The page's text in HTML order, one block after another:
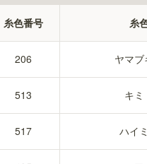
糸色番号 糸
206 ヤマブ
513 キミ
517 ハイ